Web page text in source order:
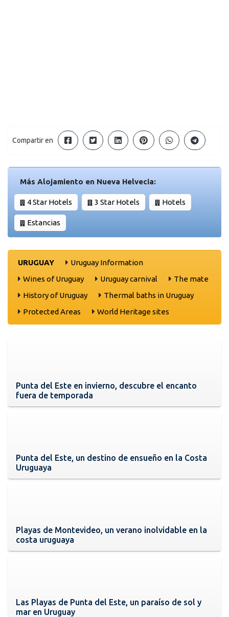
Compartir en
Más Alojamiento en Nueva Helvecia:
4 Star Hotels 3 Star Hotels Hotels
Estancias
URUGUAY
Uruguay Information
Wines of Uruguay
Uruguay carnival
The mate
History of Uruguay
Thermal baths in Uruguay
Protected Areas
World Heritage sites
Punta del Este en invierno, descubre el encanto
fuera de temporada
Punta del Este, un destino de ensueño en la Costa
Uruguaya
Playas de Montevideo, un verano inolvidable en la
costa uruguaya
Las Playas de Punta del Este, un paraíso de sol y
mar en Uruguay